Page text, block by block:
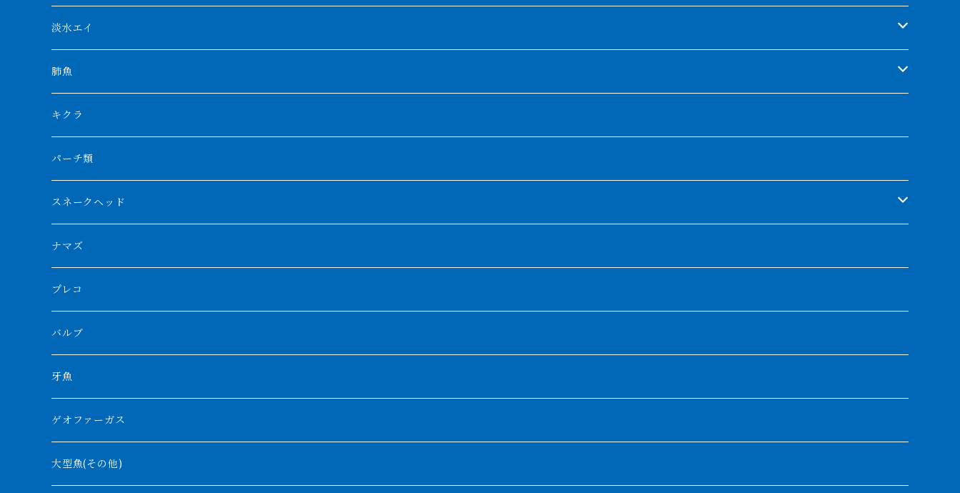
AGUS スーパーレッドF4
特殊アロワナ
厳選 過背金龍
フルゴールデンクロスバック
ブルーベースクロスバック
BILLY-KENオリジナルブランド紅龍
チョッパーレッド
ブルレッド
その他アジアアロワナ
特殊個体
紅龍
バンジャール
シルバーアロワナ
ブラックアロワナ
ノーザンバラムンディ
その他アロワナ
特殊ダトニオ
ダトニオプラスワン
リアルバンド
フォークバンド
フォーバータイガー
メニーバータイガー
ニューギニアダトニオ
モンスターポリプ
特殊ポリプ
プラチナ個体
ショート個体
ハイブリッドポリプ
エンドリケリー
ギニア
ナイジェリア
ナイルビチャー
ナポレオンビチャー
バロ川
ビキールビキール
トゥルカナ湖
オモ川
タンガニーカビチャー
アンソルギー
コウロントン
ラプラディ
ギニア
コンギクス
淡水エイ
シナガワダイヤ
ダイヤモンドポルカ
クロコダイル
その他淡水エイ
肺魚
ネオケラ
その他肺魚
キクラ
パーチ類
スネークヘッド
チャンナバルカ
大型スネークヘッド
中型スネークヘッド
小型スネークヘッド
ナマズ
プレコ
バルブ
牙魚
ゲオファーガス
大型魚(その他)